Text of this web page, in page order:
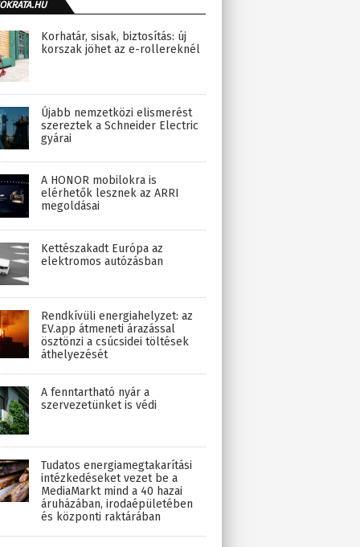
Korhatár, sisak, biztosítás: új
korszak jöhet az e-rollereknél
Újabb nemzetközi elismerést
szereztek a Schneider Electric
gyárai
A HONOR mobilokra is
elérhetők lesznek az ARRI
megoldásai
Kettészakadt Európa az
elektromos autózásban
Rendkívüli energiahelyzet: az
EV.app átmeneti árazással
ösztönzi a csúcsidei töltések
áthelyezését
A fenntartható nyár a
szervezetünket is védi
Tudatos energiamegtakarítási
intézkedéseket vezet be a
MediaMarkt mind a 40 hazai
áruházában, irodaépületében
és központi raktárában